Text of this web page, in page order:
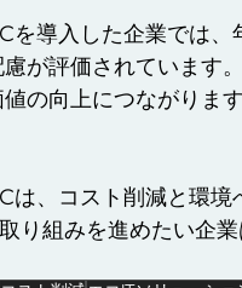
導入した企業では、
が評価されています
の向上につながります
、コスト削減と環境
り組みを進めたい企